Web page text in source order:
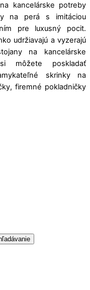
kancelárske potreby
na perá s imitáciou
pre luxusný pocit.
udržiavajú a vyzerajú
na kancelárske
môžete poskladať
skrinky na
firemné pokladničky